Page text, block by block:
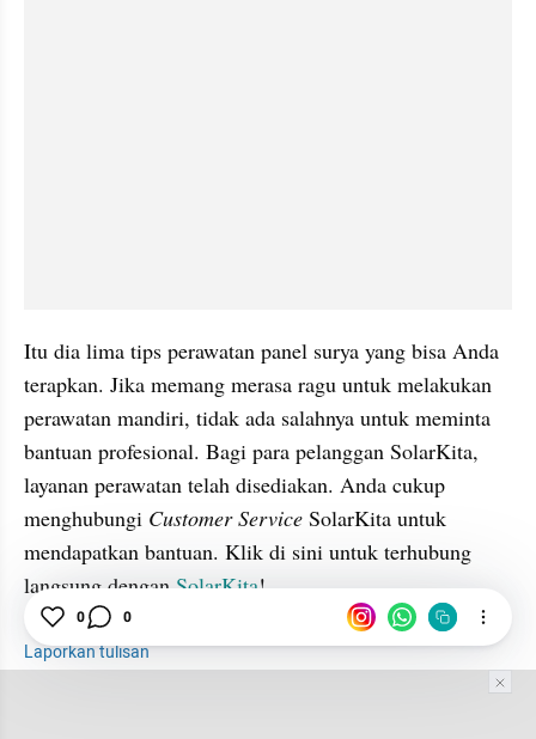
Itu dia lima tips perawatan panel surya yang bisa Anda
terapkan. Jika memang merasa ragu untuk melakukan
perawatan mandiri, tidak ada salahnya untuk meminta
bantuan profesional. Bagi para pelanggan SolarKita,
layanan perawatan telah disediakan. Anda cukup
menghubungi Customer Service SolarKita untuk
mendapatkan bantuan. Klik di sini untuk terhubung
langsung dengan SolarKita!
Laporkan tulisan
0 0